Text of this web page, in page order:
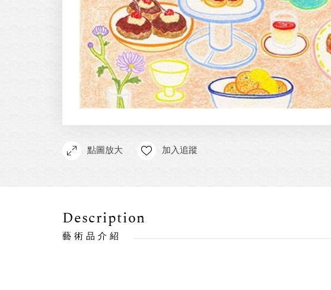
點圖放大 加入追蹤
Description
藝術品介紹